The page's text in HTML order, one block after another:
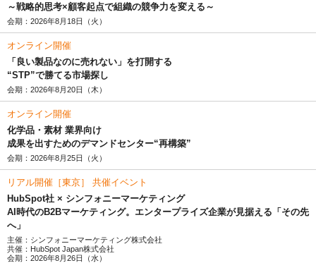
～戦略的思考×顧客起点で組織の競争力を変える～
会期：2026年8月18日（火）
オンライン開催
「良い製品なのに売れない」を打開する
“STP”で勝てる市場探し
会期：2026年8月20日（木）
オンライン開催
化学品・素材 業界向け
成果を出すためのデマンドセンター“再構築”
会期：2026年8月25日（火）
リアル開催［東京］ 共催イベント
HubSpot社 × シンフォニーマーケティング
AI時代のB2Bマーケティング。エンタープライズ企業が見据える「その先
へ」
主催：シンフォニーマーケティング株式会社
共催：HubSpot Japan株式会社
会期：2026年8月26日（水）